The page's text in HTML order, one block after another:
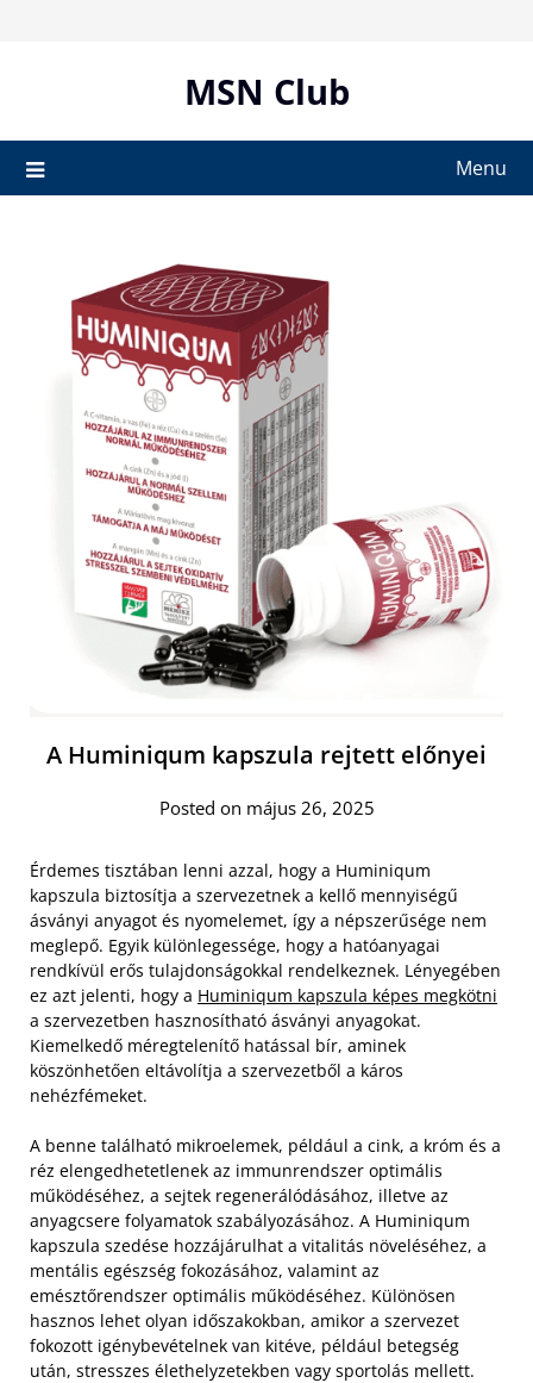
MSN Club
Menu
A Huminiqum kapszula rejtett előnyei
Posted on május 26, 2025
Érdemes tisztában lenni azzal, hogy a Huminiqum
kapszula biztosítja a szervezetnek a kellő mennyiségű
ásványi anyagot és nyomelemet, így a népszerűsége nem
meglepő. Egyik különlegessége, hogy a hatóanyagai
rendkívül erős tulajdonságokkal rendelkeznek. Lényegében
ez azt jelenti, hogy a Huminiqum kapszula képes megkötni
a szervezetben hasznosítható ásványi anyagokat.
Kiemelkedő méregtelenítő hatással bír, aminek
köszönhetően eltávolítja a szervezetből a káros
nehézfémeket.
A benne található mikroelemek, például a cink, a króm és a
réz elengedhetetlenek az immunrendszer optimális
működéséhez, a sejtek regenerálódásához, illetve az
anyagcsere folyamatok szabályozásához. A Huminiqum
kapszula szedése hozzájárulhat a vitalitás növeléséhez, a
mentális egészség fokozásához, valamint az
emésztőrendszer optimális működéséhez. Különösen
hasznos lehet olyan időszakokban, amikor a szervezet
fokozott igénybevételnek van kitéve, például betegség
után, stresszes élethelyzetekben vagy sportolás mellett.